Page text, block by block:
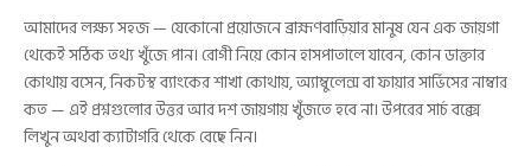
আমাদের লক্ষ্য সহজ — যেকোনো প্রয়োজনে ব্রাহ্মণবাড়িয়ার মানুষ যেন এক জায়গা
থেকেই সঠিক তথ্য খুঁজে পান। রোগী নিয়ে কোন হাসপাতালে যাবেন, কোন ডাক্তার
কোথায় বসেন, নিকটস্থ ব্যাংকের শাখা কোথায়, অ্যাম্বুলেন্স বা ফায়ার সার্ভিসের নাম্বার
কত — এই প্রশ্নগুলোর উত্তর আর দশ জায়গায় খুঁজতে হবে না। উপরের সার্চ বক্সে
লিখুন অথবা ক্যাটাগরি থেকে বেছে নিন।